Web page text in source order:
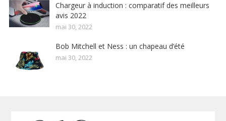
Chargeur à induction : comparatif des meilleurs
avis 2022
mai 30, 2022
Bob Mitchell et Ness : un chapeau d’été
mai 30, 2022